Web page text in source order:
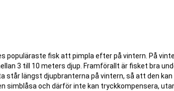
populäraste fisk att pimpla efter på vintern. På
3 till 10 meters djup. Framförallt är fisket bra
står längst djupbranterna på vintern, så att den kan
simblåsa och därför inte kan tryckkompensera,